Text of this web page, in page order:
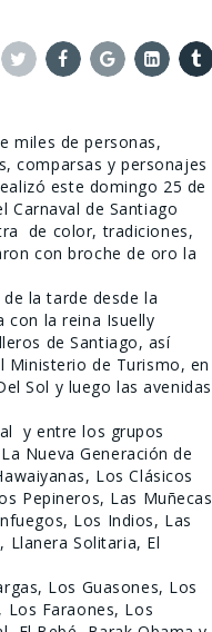
miles de personas,
comparsas y personajes
este domingo 25 de
Carnaval de Santiago
de color, tradiciones,
con broche de oro la
la tarde desde la
con la reina Isuelly
de Santiago, así
Ministerio de Turismo, en
Sol y luego las avenidas
y entre los grupos
Nueva Generación de
Los Clásicos
Pepineros, Las Muñecas
Los Indios, Las
Llanera Solitaria, El
Los Guasones, Los
Los Faraones, Los